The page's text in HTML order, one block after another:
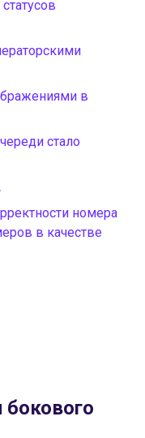
в
стало
номера
в качестве